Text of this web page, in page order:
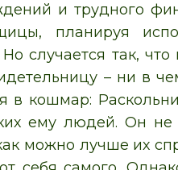
и трудного
планируя
случается так, что
– ни в
в кошмар:
ему людей. Он не
можно лучше их